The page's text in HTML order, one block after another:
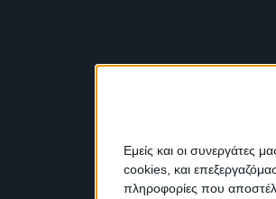
Εμείς και οι συνεργάτες
cookies, και
πληροφορίες που